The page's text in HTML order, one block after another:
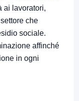
ai lavoratori,
che
sociale.
affinché
in ogni